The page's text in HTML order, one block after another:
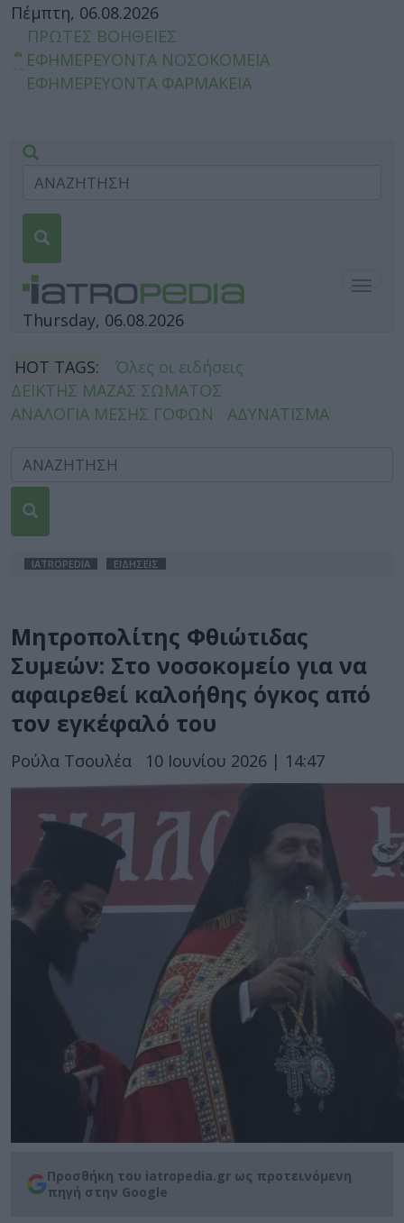
Πέμπτη, 06.08.2026
ΠΡΩΤΕΣ ΒΟΗΘΕΙΕΣ
ΕΦΗΜΕΡΕΥΟΝΤΑ ΝΟΣΟΚΟΜΕΙΑ
ΕΦΗΜΕΡΕΥΟΝΤΑ ΦΑΡΜΑΚΕΙΑ
Thursday, 06.08.2026
HOT TAGS:
Όλες οι ειδήσεις
ΔΕΙΚΤΗΣ ΜΑΖΑΣ ΣΩΜΑΤΟΣ
ΑΝΑΛΟΓΙΑ ΜΕΣΗΣ ΓΟΦΩΝ
ΑΔΥΝΑΤΙΣΜΑ
IATROPEDIA ΕΙΔΗΣΕΙΣ
Μητροπολίτης Φθιώτιδας
Συμεών: Στο νοσοκομείο για να
αφαιρεθεί καλοήθης όγκος από
τον εγκέφαλό του
Ρούλα Τσουλέα 10 Ιουνίου 2026 | 14:47
Προσθήκη του iatropedia.gr ως προτεινόμενη
πηγή στην Google